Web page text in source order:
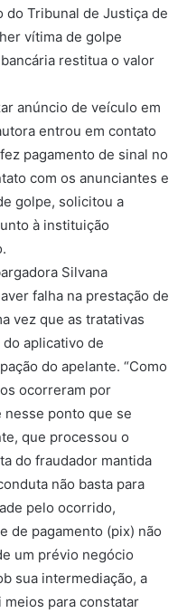
do Tribunal de Justiça de
vítima de golpe
restitua o valor
anúncio de veículo em
entrou em contato
pagamento de sinal no
com os anunciantes e
golpe, solicitou a
à instituição
Silvana
falha na prestação de
vez que as tratativas
aplicativo de
do apelante. “Como
ocorreram por
nesse ponto que se
que processou o
do fraudador mantida
não basta para
pelo ocorrido,
de pagamento (pix) não
um prévio negócio
sua intermediação, a
para constatar